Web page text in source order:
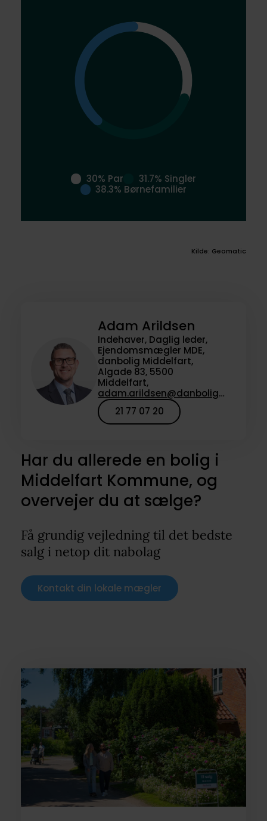
30% Par
31.7% Singler
38.3% Børnefamilier
Kilde: Geomatic
Adam Arildsen
Indehaver, Daglig leder,
Ejendomsmægler MDE,
danbolig Middelfart,
Algade 83, 5500
Middelfart,
adam.arildsen@danbolig.dk
21 77 07 20
Har du allerede en bolig i
Middelfart Kommune, og
overvejer du at sælge?
Få grundig vejledning til det bedste
salg i netop dit nabolag
Kontakt din lokale mægler